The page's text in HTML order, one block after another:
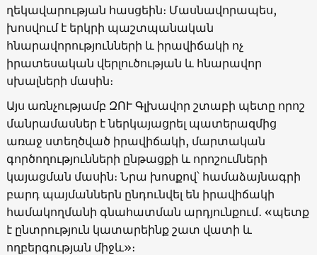
ղեկավարության հասցեին։ Մասնավորապես,
խոսվում է երկրի պաշտպանական
հնարավորությունների և իրավիճակի ոչ
իրատեսական վերլուծության և հնարավոր
սխալների մասին։
Այս առնչությամբ ԶՈՒ Գլխավոր շտաբի պետը որոշ
մանրամասներ է ներկայացրել պատերազմից
առաջ ստեղծված իրավիճակի, մարտական
գործողությունների ընթացքի և որոշումների
կայացման մասին։ Նրա խոսքով՝ համաձայնագրի
բարդ պայմաններն ընդունվել են իրավիճակի
համակողմանի գնահատման արդյունքում․ «պետք
է ընտրություն կատարեինք շատ վատի և
ողբերգության միջև»։